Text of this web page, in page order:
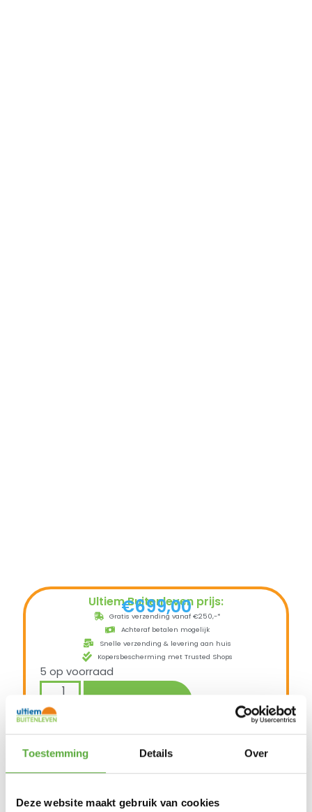
Toestemming Details Over
Deze website maakt gebruik van cookies
Ultiem Buitenleven prijs:
€699,00
Gratis verzending vanaf €250,-*
Achteraf betalen mogelijk
Snelle verzending & levering aan huis
Kopersbescherming met Trusted Shops
5 op voorraad
In winkelmand
De Arezzo picknick tafel heeft een aluminium
frame met een polywood tafelblad.
uiterlijke kenmerken van hout. Het grote